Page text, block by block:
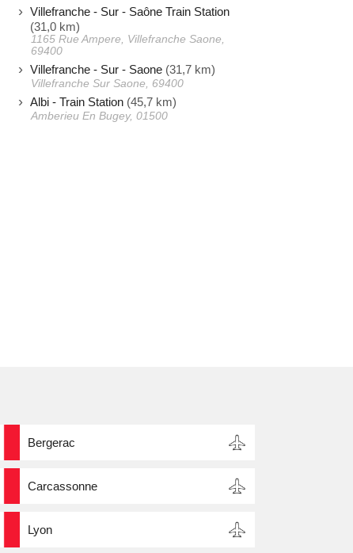
Villefranche - Sur - Saône Train Station
(31,0 km)
1165 Rue Ampere, Villefranche Saone,
69400
Villefranche - Sur - Saone (31,7 km)
Villefranche Sur Saone, 69400
Albi - Train Station (45,7 km)
Amberieu En Bugey, 01500
Bergerac
Carcassonne
Lyon